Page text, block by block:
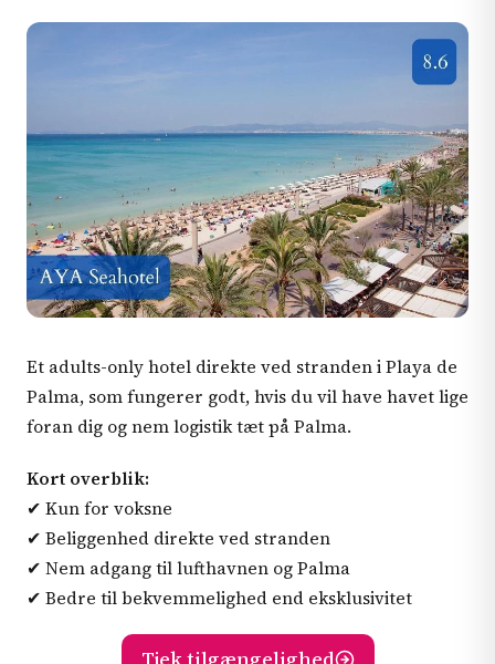
Et adults-only hotel direkte ved stranden i Playa de
Palma, som fungerer godt, hvis du vil have havet lige
foran dig og nem logistik tæt på Palma.
Kort overblik:
✔ Kun for voksne
✔ Beliggenhed direkte ved stranden
✔ Nem adgang til lufthavnen og Palma
✔ Bedre til bekvemmelighed end eksklusivitet